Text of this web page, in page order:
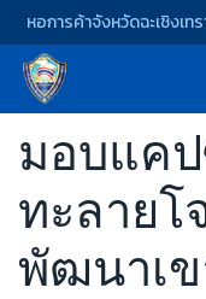
หอการค้าจังหวัดฉะเชิงเ
มอบแค
ทะลายโ
พัฒนาเ